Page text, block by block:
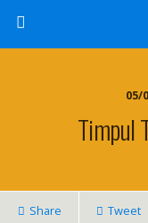
05/
Timpul
Share Tweet